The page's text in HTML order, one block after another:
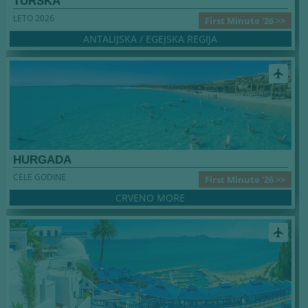
First Minute '26 >>
LETO 2026
ANTALIJSKA / EGEJSKA REGIJA
airplanemode_active
HURGADA
First Minute '26 >>
CELE GODINE
CRVENO MORE
airplanemode_active